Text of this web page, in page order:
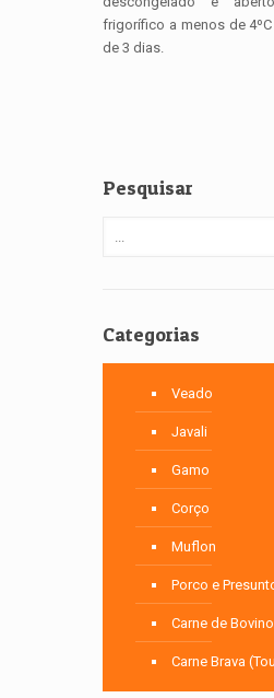
frigorífico a menos de
de 3 dias.
Pesquisar
Categorias
Veado
Javali
Gamo
Corço
Muflon
Porco e
Carne de Bovino
Carne Brava